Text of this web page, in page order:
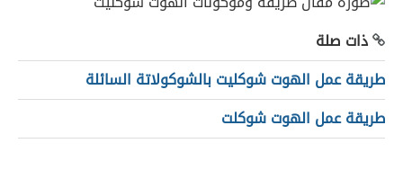
ذات صلة
طريقة عمل الهوت شوكليت بالشوكولاتة السائلة
طريقة عمل الهوت شوكلت